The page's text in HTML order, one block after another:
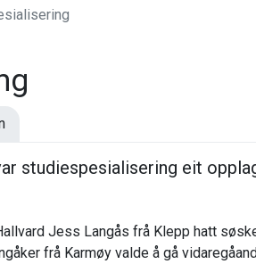
studiespesialisering eit
Jess Langås frå Klepp hatt
frå Karmøy valde å gå